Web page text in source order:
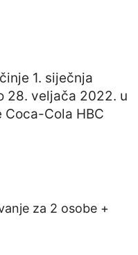
1. siječnja
28. veljača 2022. u
Cola HBC
za 2 osobe +